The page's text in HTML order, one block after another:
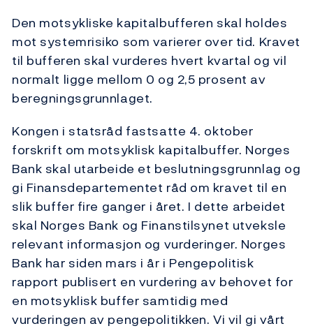
Den motsykliske kapitalbufferen skal holdes
mot systemrisiko som varierer over tid. Kravet
til bufferen skal vurderes hvert kvartal og vil
normalt ligge mellom 0 og 2,5 prosent av
beregningsgrunnlaget.
Kongen i statsråd fastsatte 4. oktober
forskrift om motsyklisk kapitalbuffer. Norges
Bank skal utarbeide et beslutningsgrunnlag og
gi Finansdepartementet råd om kravet til en
slik buffer fire ganger i året. I dette arbeidet
skal Norges Bank og Finanstilsynet utveksle
relevant informasjon og vurderinger. Norges
Bank har siden mars i år i Pengepolitisk
rapport publisert en vurdering av behovet for
en motsyklisk buffer samtidig med
vurderingen av pengepolitikken. Vi vil gi vårt